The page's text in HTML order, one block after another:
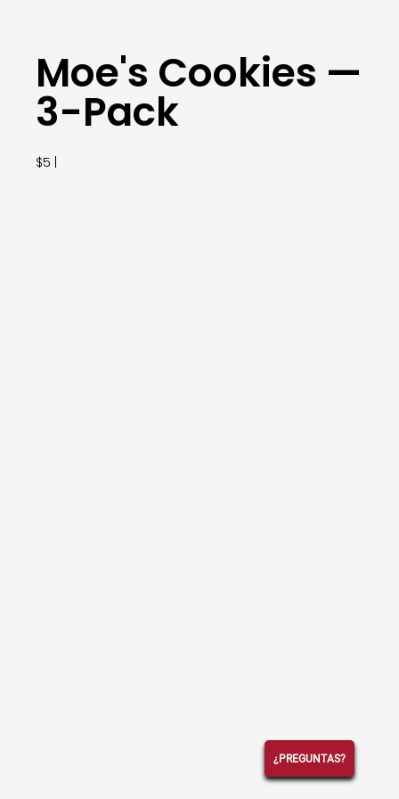
Moe's Cookies —
3-Pack
$5 |
¿PREGUNTAS?